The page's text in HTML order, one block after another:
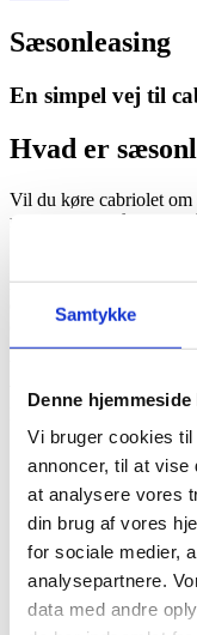
Samtykke
Denne
Vi bruger cookies
annoncer, til at vise
at analysere vores
din brug af vores
for sociale medier,
analysepartnere.
data med andre
Sæsonleasing
En simpel vej til
Hvad er
Vil du køre cabriolet om
mørke vintermåneder?
Sæsonleasing betyder,
måneder, du rent
den bil du ønsker til
cabriolet om sommeren.
være aktiv, og du
periode.
Skal du vælge
Sæsonleasing
at kører i en
sommeren.Disse
om vinteren for at